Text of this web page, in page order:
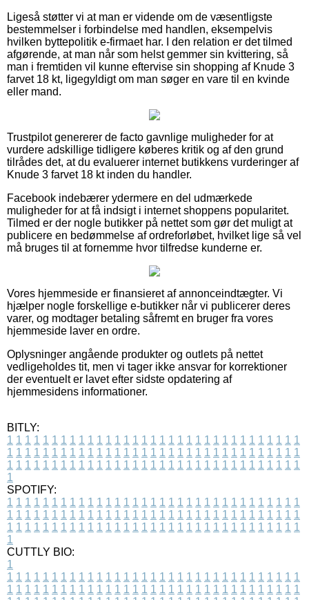
Ligeså støtter vi at man er vidende om de væsentligste
bestemmelser i forbindelse med handlen, eksempelvis
hvilken byttepolitik e-firmaet har. I den relation er det tilmed
afgørende, at man når som helst gemmer sin kvittering, så
man i fremtiden vil kunne eftervise sin shopping af Knude 3
farvet 18 kt, ligegyldigt om man søger en vare til en kvinde
eller mand.
Trustpilot genererer de facto gavnlige muligheder for at
vurdere adskillige tidligere køberes kritik og af den grund
tilrådes det, at du evaluerer internet butikkens vurderinger af
Knude 3 farvet 18 kt inden du handler.
Facebook indebærer ydermere en del udmærkede
muligheder for at få indsigt i internet shoppens popularitet.
Tilmed er der nogle butikker på nettet som gør det muligt at
publicere en bedømmelse af ordreforløbet, hvilket lige så vel
må bruges til at fornemme hvor tilfredse kunderne er.
Vores hjemmeside er finansieret af annonceindtægter. Vi
hjælper nogle forskellige e-butikker når vi publicerer deres
varer, og modtager betaling såfremt en bruger fra vores
hjemmeside laver en ordre.
Oplysninger angående produkter og outlets på nettet
vedligeholdes tit, men vi tager ikke ansvar for korrektioner
der eventuelt er lavet efter sidste opdatering af
hjemmesidens informationer.
BITLY:
1 1 1 1 1 1 1 1 1 1 1 1 1 1 1 1 1 1 1 1 1 1 1 1 1 1 1 1 1 1 1 1 1
1 1 1 1 1 1 1 1 1 1 1 1 1 1 1 1 1 1 1 1 1 1 1 1 1 1 1 1 1 1 1 1 1
1 1 1 1 1 1 1 1 1 1 1 1 1 1 1 1 1 1 1 1 1 1 1 1 1 1 1 1 1 1 1 1 1
1
SPOTIFY:
1 1 1 1 1 1 1 1 1 1 1 1 1 1 1 1 1 1 1 1 1 1 1 1 1 1 1 1 1 1 1 1 1
1 1 1 1 1 1 1 1 1 1 1 1 1 1 1 1 1 1 1 1 1 1 1 1 1 1 1 1 1 1 1 1 1
1 1 1 1 1 1 1 1 1 1 1 1 1 1 1 1 1 1 1 1 1 1 1 1 1 1 1 1 1 1 1 1 1
1
CUTTLY BIO:
1
1 1 1 1 1 1 1 1 1 1 1 1 1 1 1 1 1 1 1 1 1 1 1 1 1 1 1 1 1 1 1 1 1
1 1 1 1 1 1 1 1 1 1 1 1 1 1 1 1 1 1 1 1 1 1 1 1 1 1 1 1 1 1 1 1 1